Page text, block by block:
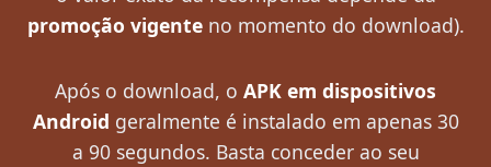
promoção vigenteno momento do download).
Após o download, o APK em dispositivos
Android geralmente é instalado em apenas 30
a 90 segundos. Basta conceder ao seu